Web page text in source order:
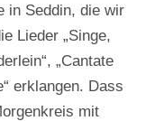
in Seddin, die wir
Lieder „Singe,
„Cantate
erklangen. Dass
mit